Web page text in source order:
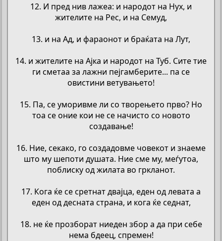
12. И пред нив лажеа: и народот на Нух, и
жителите на Рес, и на Семуд,
13. и на Ад, и фараонот и браќата на Лут,
14. и жителите на Ајка и народот на Туб. Сите тие
ги сметаа за лажни пејгамберите... па се
овистини ветувањето!
15. Па, се уморивме ли со творењето прво? Но
тоа се оние кои не се начисто со новото
создавање!
16. Ние, секако, го создадовме човекот и знаеме
што му шепоти душата. Ние сме му, меѓутоа,
поблиску од жилата во гркланот.
17. Кога ќе се сретнат двајца, еден од левата а
еден од десната страна, и кога ќе седнат,
18. не ќе прозборат ниеден збор а да при себе
нема бдеец, спремен!